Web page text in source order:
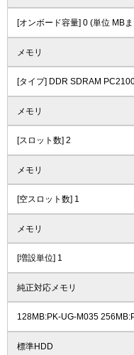
[オンボード容量] 0 (単位 MB
メモリ
[タイプ] DDR SDRAM
メモリ
[スロット数] 2
メモリ
[空スロット数] 1
メモリ
[増設単位] 1
純正対応メモリ
128MB:PK-UG-M035
標準HDD